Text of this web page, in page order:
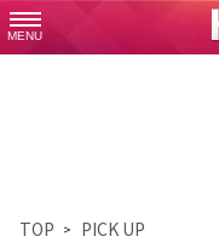
MENU
TOP PICK UP